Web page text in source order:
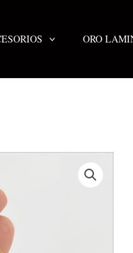
ORO